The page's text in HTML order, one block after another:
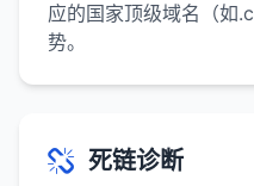
应的国家顶级域名（如
势。
死链诊断